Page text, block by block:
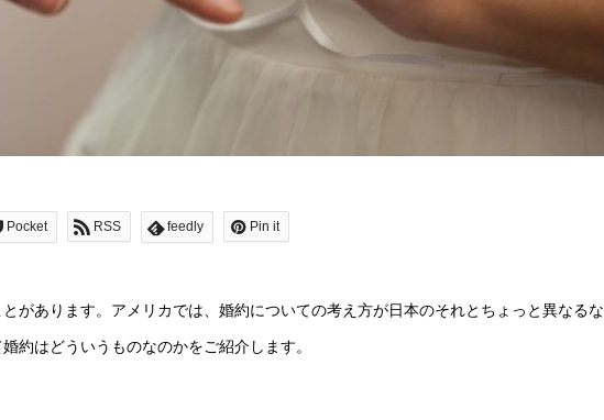
Pocket RSS feedly Pin it
があります。アメリカでは、婚約についての考え方が日本のそれとちょっと異なるな
約はどういうものなのかをご紹介します。